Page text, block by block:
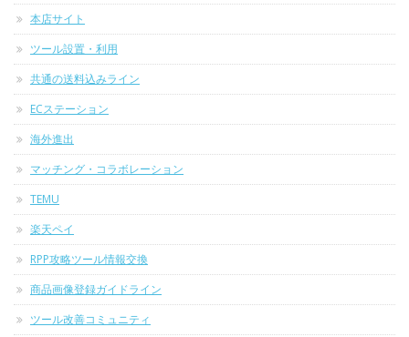
本店サイト
ツール設置・利用
共通の送料込みライン
ECステーション
海外進出
マッチング・コラボレーション
TEMU
楽天ペイ
RPP攻略ツール情報交換
商品画像登録ガイドライン
ツール改善コミュニティ